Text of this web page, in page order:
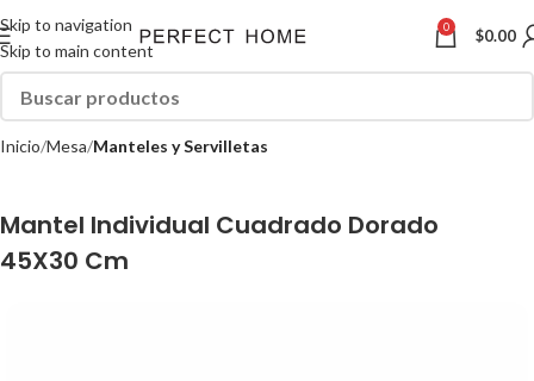
Skip to navigation
Skip to main content
0 $0.00
Inicio Mesa Manteles y Servilletas
Mantel Individual Cuadrado Dorado
45X30 Cm